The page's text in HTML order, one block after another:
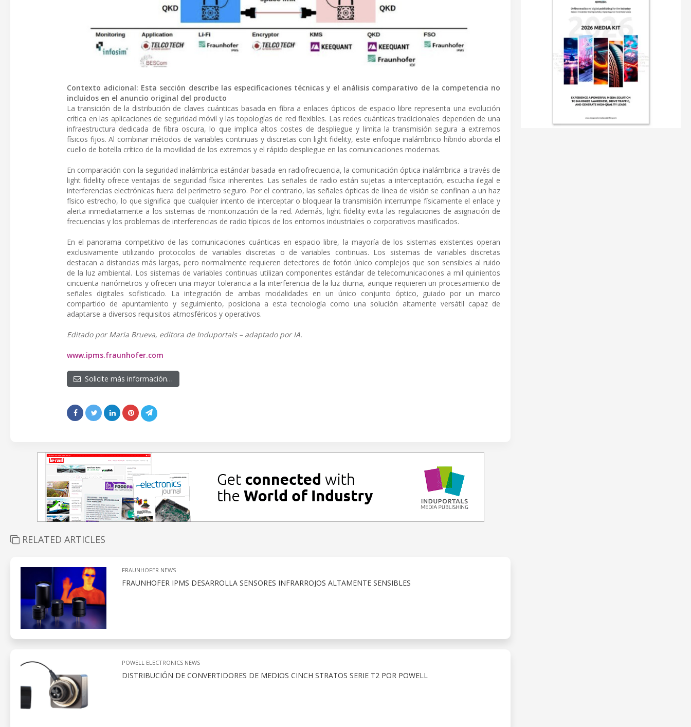
Contexto adicional: Esta sección describe las especificaciones técnicas y el análisis comparativo de la competencia no
incluidos en el anuncio original del producto
La transición de la distribución de claves cuánticas basada en fibra a enlaces ópticos de espacio libre representa una evolución
crítica en las aplicaciones de seguridad móvil y las topologías de red flexibles. Las redes cuánticas tradicionales dependen de una
infraestructura dedicada de fibra oscura, lo que implica altos costes de despliegue y limita la transmisión segura a extremos
físicos fijos. Al combinar métodos de variables continuas y discretas con light fidelity, este enfoque inalámbrico híbrido aborda el
cuello de botella crítico de la movilidad de los extremos y el rápido despliegue en las comunicaciones modernas.
En comparación con la seguridad inalámbrica estándar basada en radiofrecuencia, la comunicación óptica inalámbrica a través de
light fidelity ofrece ventajas de seguridad física inherentes. Las señales de radio están sujetas a interceptación, escucha ilegal e
interferencias electrónicas fuera del perímetro seguro. Por el contrario, las señales ópticas de línea de visión se confinan a un haz
físico estrecho, lo que significa que cualquier intento de interceptar o bloquear la transmisión interrumpe físicamente el enlace y
alerta inmediatamente a los sistemas de monitorización de la red. Además, light fidelity evita las regulaciones de asignación de
frecuencias y los problemas de interferencias de radio típicos de los entornos industriales o corporativos masificados.
En el panorama competitivo de las comunicaciones cuánticas en espacio libre, la mayoría de los sistemas existentes operan
exclusivamente utilizando protocolos de variables discretas o de variables continuas. Los sistemas de variables discretas
destacan a distancias más largas, pero normalmente requieren detectores de fotón único complejos que son sensibles al ruido
de la luz ambiental. Los sistemas de variables continuas utilizan componentes estándar de telecomunicaciones a mil quinientos
cincuenta nanómetros y ofrecen una mayor tolerancia a la interferencia de la luz diurna, aunque requieren un procesamiento de
señales digitales sofisticado. La integración de ambas modalidades en un único conjunto óptico, guiado por un marco
compartido de apuntamiento y seguimiento, posiciona a esta tecnología como una solución altamente versátil capaz de
adaptarse a diversos requisitos atmosféricos y operativos.
Editado por Maria Brueva, editora de Induportals – adaptado por IA.
www.ipms.fraunhofer.com
Solicite más información…
RELATED ARTICLES
FRAUNHOFER NEWS
FRAUNHOFER IPMS DESARROLLA SENSORES INFRARROJOS ALTAMENTE SENSIBLES
POWELL ELECTRONICS NEWS
DISTRIBUCIÓN DE CONVERTIDORES DE MEDIOS CINCH STRATOS SERIE T2 POR POWELL